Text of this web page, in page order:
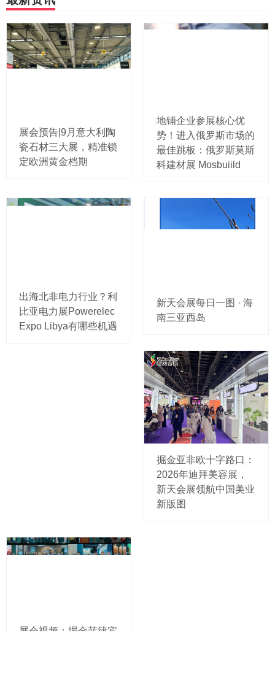
展会预告|9月意大利陶
瓷石材三大展，精准锁
定欧洲黄金档期
地铺企业参展核心优
势！进入俄罗斯市场的
最佳跳板：俄罗斯莫斯
科建材展 Mosbuiild
出海北非电力行业？利
比亚电力展Powerelec
Expo Libya有哪些机遇
新天会展每日一图 · 海
南三亚西岛
掘金亚非欧十字路口：
2026年迪拜美容展，
新天会展领航中国美业
新版图
展会视频：掘金菲律宾